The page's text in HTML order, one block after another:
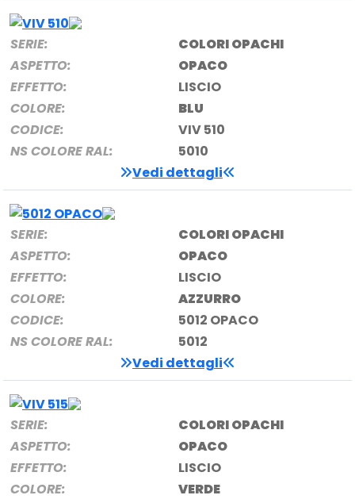
SERIE:
COLORI OPACHI
ASPETTO:
OPACO
EFFETTO:
LISCIO
COLORE:
BLU
CODICE:
VIV 510
NS COLORE RAL:
5010
Vedi dettagli
SERIE:
COLORI OPACHI
ASPETTO:
OPACO
EFFETTO:
LISCIO
COLORE:
AZZURRO
CODICE:
5012 OPACO
NS COLORE RAL:
5012
Vedi dettagli
SERIE:
COLORI OPACHI
ASPETTO:
OPACO
EFFETTO:
LISCIO
COLORE:
VERDE